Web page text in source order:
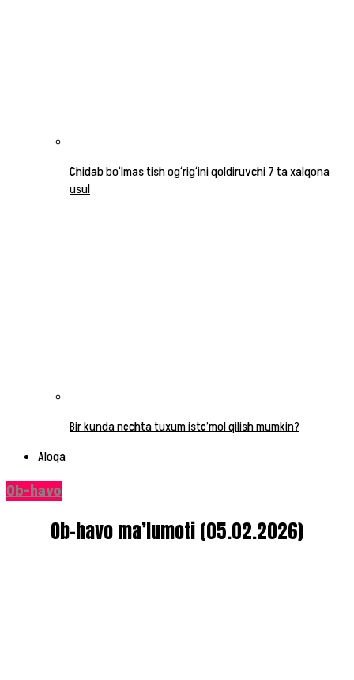
Chidab bo‘lmas tish og‘rig‘ini qoldiruvchi 7 ta xalqona
usul
Bir kunda nechta tuxum iste’mol qilish mumkin?
Aloqa
Ob-havo
Ob-havo ma’lumoti (05.02.2026)